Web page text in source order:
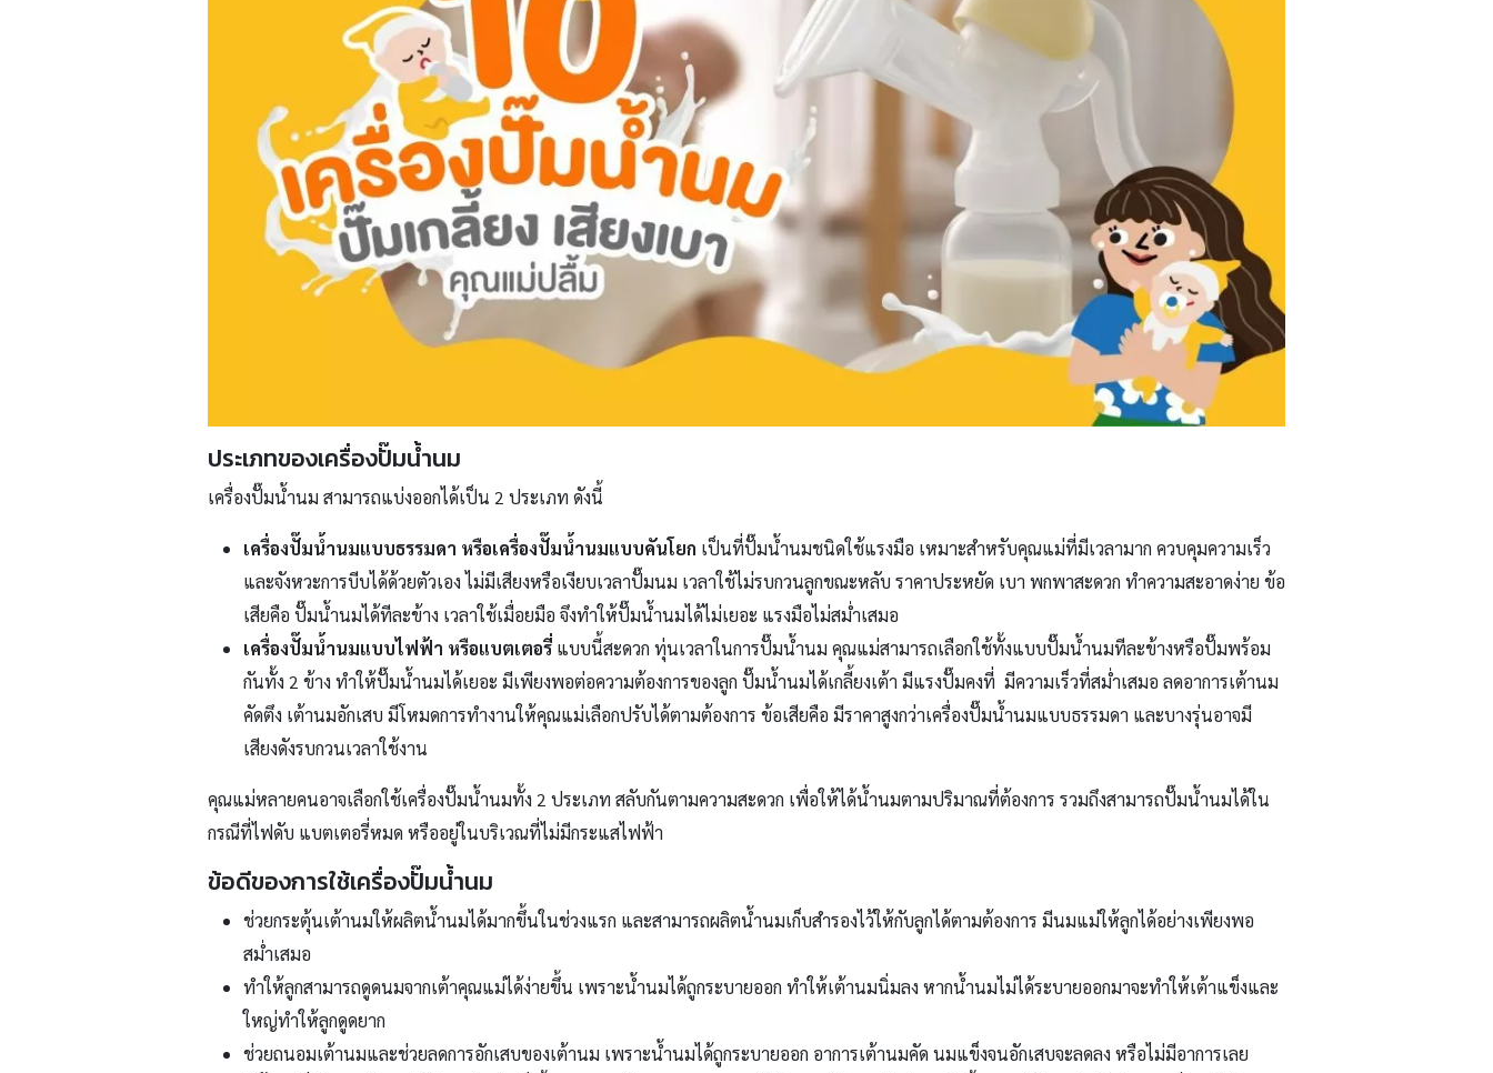
ประเภทของเครื่องปั๊มน้ำนม
เครื่องปั๊มน้ำนม สามารถแบ่งออกได้เป็น 2 ประเภท ดังนี้
เครื่องปั๊มน้ำนมแบบธรรมดา หรือเครื่องปั๊มน้ำนมแบบคันโยก เป็นที่ปั๊มน้ำนมชนิดใช้แรงมือ เหมาะสำหรับคุณแม่ที่มีเวลามาก ควบคุมความเร็ว
และจังหวะการบีบได้ด้วยตัวเอง ไม่มีเสียงหรือเงียบเวลาปั๊มนม เวลาใช้ไม่รบกวนลูกขณะหลับ ราคาประหยัด เบา พกพาสะดวก ทำความสะอาดง่าย ข้อ
เสียคือ ปั๊มน้ำนมได้ทีละข้าง เวลาใช้เมื่อยมือ จึงทำให้ปั๊มน้ำนมได้ไม่เยอะ แรงมือไม่สม่ำเสมอ
เครื่องปั๊มน้ำนมแบบไฟฟ้า หรือแบตเตอรี่ แบบนี้สะดวก ทุ่นเวลาในการปั๊มน้ำนม คุณแม่สามารถเลือกใช้ทั้งแบบปั๊มน้ำนมทีละข้างหรือปั๊มพร้อม
กันทั้ง 2 ข้าง ทำให้ปั๊มน้ำนมได้เยอะ มีเพียงพอต่อความต้องการของลูก ปั๊มน้ำนมได้เกลี้ยงเต้า มีแรงปั๊มคงที่ มีความเร็วที่สม่ำเสมอ ลดอาการเต้านม
คัดตึง เต้านมอักเสบ มีโหมดการทำงานให้คุณแม่เลือกปรับได้ตามต้องการ ข้อเสียคือ มีราคาสูงกว่าเครื่องปั๊มน้ำนมแบบธรรมดา และบางรุ่นอาจมี
เสียงดังรบกวนเวลาใช้งาน
คุณแม่หลายคนอาจเลือกใช้เครื่องปั๊มน้ำนมทั้ง 2 ประเภท สลับกันตามความสะดวก เพื่อให้ได้น้ำนมตามปริมาณที่ต้องการ รวมถึงสามารถปั๊มน้ำนมได้ใน
กรณีที่ไฟดับ แบตเตอรี่หมด หรืออยู่ในบริเวณที่ไม่มีกระแสไฟฟ้า
ข้อดีของการใช้เครื่องปั๊มน้ำนม
ช่วยกระตุ้นเต้านมให้ผลิตน้ำนมได้มากขึ้นในช่วงแรก และสามารถผลิตน้ำนมเก็บสำรองไว้ให้กับลูกได้ตามต้องการ มีนมแม่ให้ลูกได้อย่างเพียงพอ
สม่ำเสมอ
ทำให้ลูกสามารถดูดนมจากเต้าคุณแม่ได้ง่ายขึ้น เพราะน้ำนมได้ถูกระบายออก ทำให้เต้านมนิ่มลง หากน้ำนมไม่ได้ระบายออกมาจะทำให้เต้าแข็งและ
ใหญ่ทำให้ลูกดูดยาก
ช่วยถนอมเต้านมและช่วยลดการอักเสบของเต้านม เพราะน้ำนมได้ถูกระบายออก อาการเต้านมคัด นมแข็งจนอักเสบจะลดลง หรือไม่มีอาการเลย